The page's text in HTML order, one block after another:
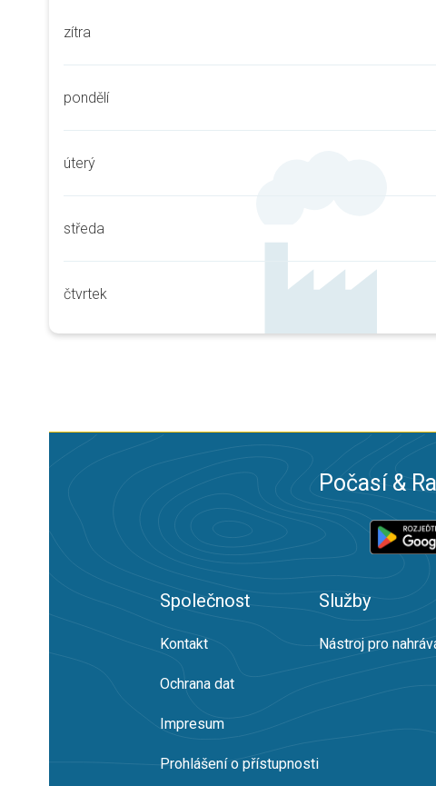
zítra
pondělí
úterý
středa
čtvrtek
Počasí &
Společnost
Kontakt
Ochrana dat
Impresum
Prohlášení o přístupnosti
Služby
Nástroj pro